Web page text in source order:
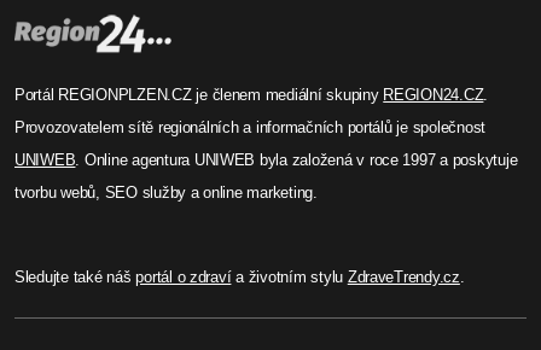
Portál REGIONPLZEN.CZ je členem mediální skupiny REGION24.CZ.
Provozovatelem sítě regionálních a informačních portálů je společnost
UNIWEB . Online agentura UNIWEB byla založená v roce 1997 a poskytuje
tvorbu webů, SEO služby a online marketing.
Sledujte také nášportál o zdravía životním stylu ZdraveTrendy.cz